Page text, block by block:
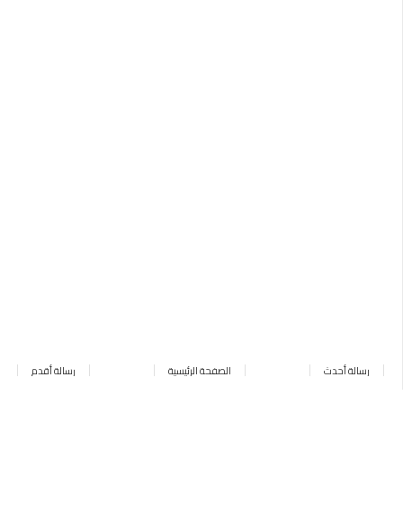
رسالة أحدث رسالة أقدم الصفحة الرئيسية